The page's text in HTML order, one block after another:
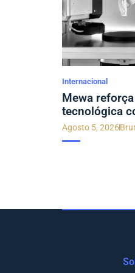
Internacional
Mewa
tecnológica
Agosto 5, 2026